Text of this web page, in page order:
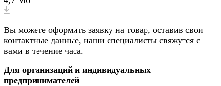
Вы можете оформить заявку на товар, оставив свои
контактные данные, наши специалисты свяжутся с
вами в течение часа.
Для организаций и индивидуальных
предпринимателей